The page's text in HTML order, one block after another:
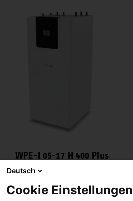
WPE-I 05-17 H 400 Plus
Deutsch
Cookie Einstellungen